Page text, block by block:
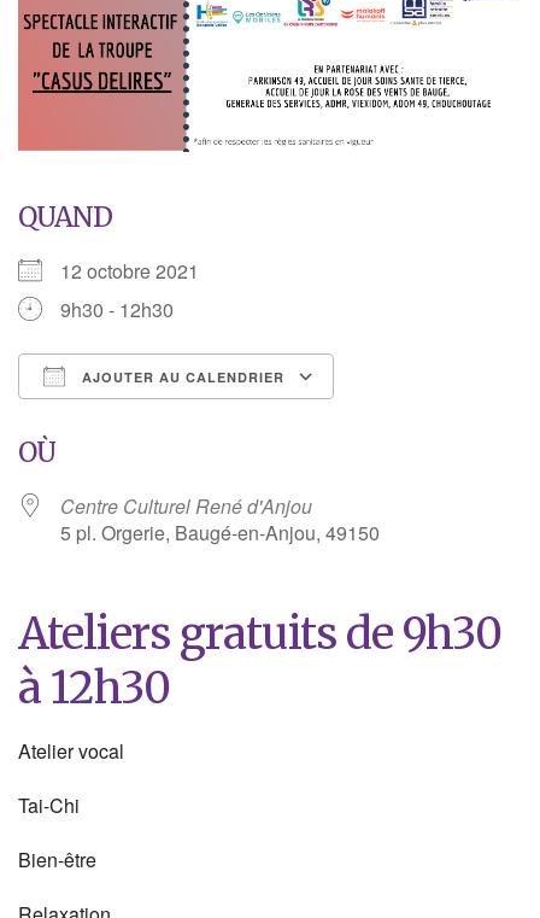
QUAND
12 octobre 2021
9h30 - 12h30
AJOUTER AU CALENDRIER
OÙ
Centre Culturel René d'Anjou
5 pl. Orgerie, Baugé-en-Anjou, 49150
Ateliers gratuits de 9h30
à 12h30
Atelier vocal
Tai-Chi
Bien-être